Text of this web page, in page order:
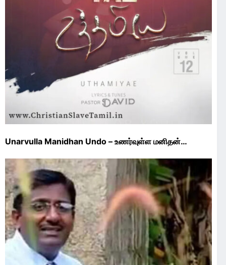
Unarvulla Manidhan Undo – உணர்வுள்ள மனிதன்…